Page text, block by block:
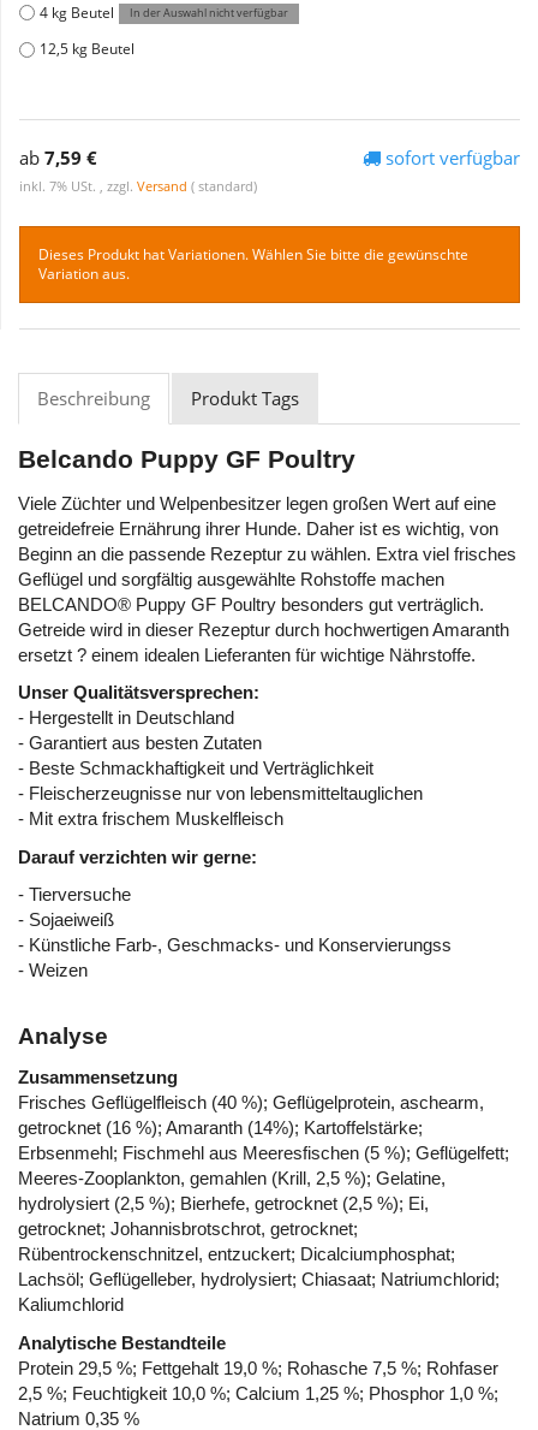
4 kg Beutel In der Auswahl nicht verfügbar
12,5 kg Beutel
ab 7,59 €
inkl. 7% USt. , zzgl. Versand ( standard)
sofort verfügbar
Dieses Produkt hat Variationen. Wählen Sie bitte die gewünschte
Variation aus.
Beschreibung Produkt Tags
Belcando Puppy GF Poultry
Viele Züchter und Welpenbesitzer legen großen Wert auf eine
getreidefreie Ernährung ihrer Hunde. Daher ist es wichtig, von
Beginn an die passende Rezeptur zu wählen. Extra viel frisches
Geflügel und sorgfältig ausgewählte Rohstoffe machen
BELCANDO® Puppy GF Poultry besonders gut verträglich.
Getreide wird in dieser Rezeptur durch hochwertigen Amaranth
ersetzt ? einem idealen Lieferanten für wichtige Nährstoffe.
Unser Qualitätsversprechen:
- Hergestellt in Deutschland
- Garantiert aus besten Zutaten
- Beste Schmackhaftigkeit und Verträglichkeit
- Fleischerzeugnisse nur von lebensmitteltauglichen
- Mit extra frischem Muskelfleisch
Darauf verzichten wir gerne:
- Tierversuche
- Sojaeiweiß
- Künstliche Farb-, Geschmacks- und Konservierungss
- Weizen
Analyse
Zusammensetzung
Frisches Geflügelfleisch (40 %); Geflügelprotein, aschearm,
getrocknet (16 %); Amaranth (14%); Kartoffelstärke;
Erbsenmehl; Fischmehl aus Meeresfischen (5 %); Geflügelfett;
Meeres-Zooplankton, gemahlen (Krill, 2,5 %); Gelatine,
hydrolysiert (2,5 %); Bierhefe, getrocknet (2,5 %); Ei,
getrocknet; Johannisbrotschrot, getrocknet;
Rübentrockenschnitzel, entzuckert; Dicalciumphosphat;
Lachsöl; Geflügelleber, hydrolysiert; Chiasaat; Natriumchlorid;
Kaliumchlorid
Analytische Bestandteile
Protein 29,5 %; Fettgehalt 19,0 %; Rohasche 7,5 %; Rohfaser
2,5 %; Feuchtigkeit 10,0 %; Calcium 1,25 %; Phosphor 1,0 %;
Natrium 0,35 %